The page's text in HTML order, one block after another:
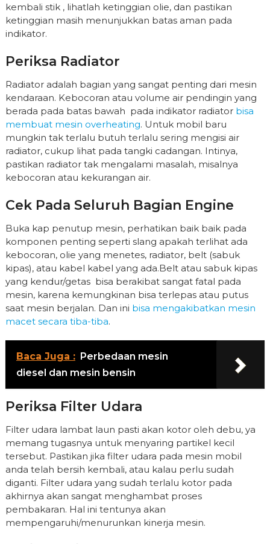
kembali stik , lihatlah ketinggian olie, dan pastikan
ketinggian masih menunjukkan batas aman pada
indikator.
Periksa Radiator
Radiator adalah bagian yang sangat penting dari mesin
kendaraan. Kebocoran atau volume air pendingin yang
berada pada batas bawah pada indikator radiator bisa
membuat mesin overheating. Untuk mobil baru
mungkin tak terlalu butuh terlalu sering mengisi air
radiator, cukup lihat pada tangki cadangan. Intinya,
pastikan radiator tak mengalami masalah, misalnya
kebocoran atau kekurangan air.
Cek Pada Seluruh Bagian Engine
Buka kap penutup mesin, perhatikan baik baik pada
komponen penting seperti slang apakah terlihat ada
kebocoran, olie yang menetes, radiator, belt (sabuk
kipas), atau kabel kabel yang ada.Belt atau sabuk kipas
yang kendur/getas bisa berakibat sangat fatal pada
mesin, karena kemungkinan bisa terlepas atau putus
saat mesin berjalan. Dan ini bisa mengakibatkan mesin
macet secara tiba-tiba.
Baca Juga : Perbedaan mesin
diesel dan mesin bensin
Periksa Filter Udara
Filter udara lambat laun pasti akan kotor oleh debu, ya
memang tugasnya untuk menyaring partikel kecil
tersebut. Pastikan jika filter udara pada mesin mobil
anda telah bersih kembali, atau kalau perlu sudah
diganti. Filter udara yang sudah terlalu kotor pada
akhirnya akan sangat menghambat proses
pembakaran. Hal ini tentunya akan
mempengaruhi/menurunkan kinerja mesin.